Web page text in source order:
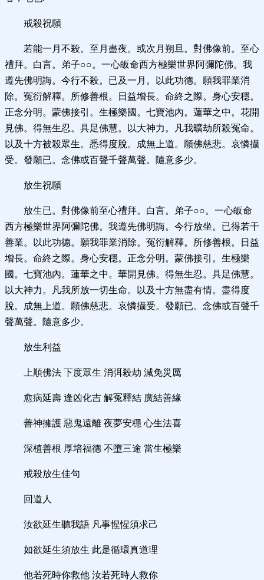
戒殺祝願
若能一月不殺。至月盡夜。或次月朔旦。對佛像前。至心
禮拜。白言。弟子○○。一心皈命西方極樂世界阿彌陀佛。我
遵先佛明誨。今行不殺。已及一月。以此功德。願我罪業消
除。冤衍解釋。所修善根。日益增長。命終之際。身心安穩。
正念分明。蒙佛接引。生極樂國。七寶池內。蓮華之中。花開
見佛。得無生忍。具足佛慧。以大神力。凡我曠劫所殺冤命。
以及十方被殺眾生。悉得度脫。成無上道。願佛慈悲。哀憐攝
受。發願已。念佛或百聲千聲萬聲。隨意多少。
放生祝願
放生已。對佛像前至心禮拜。白言。弟子○○。一心皈命
西方極樂世界阿彌陀佛。我遵先佛明誨。今行放坐。已得若干
善業。以此功德。願我罪業消除。冤衍解釋。所修善根。日益
增長。命終之際。身心安穩。正念分明。蒙佛接引。生極樂
國。七寶池內。蓮華之中。華開見佛。得無生忍。具足佛慧。
以大神力。凡我所放一切生命。以及十方無盡有情。盡得度
脫。成無上道。願佛慈悲。哀憐攝受。發願已。念佛或百聲千
聲萬聲。隨意多少。
放生利益
上順佛法 下度眾生 消弭殺劫 減免災厲
愈病延壽 逢凶化吉 解冤釋結 廣結善緣
善神擁護 惡鬼遠離 夜夢安穩 心生法喜
深植善根 厚培福德 不墮三途 當生極樂
戒殺放生佳句
回道人
汝欲延生聽我語 凡事惺惺須求己
如欲延生須放生 此是循環真道理
他若死時你救他 汝若死時人救你